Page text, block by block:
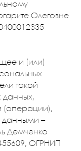
Олеговне
и (или)
такой
данных,
(операции),
–
Демченко
ОГРНИП